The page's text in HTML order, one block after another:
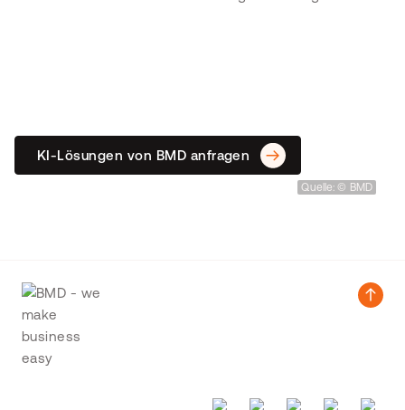
Quelle: © BMD
KI-Lösungen von BMD anfragen